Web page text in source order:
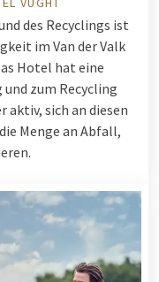
des Recyclings ist
im Van der Valk
Hotel hat eine
zum Recycling
sich an diesen
Menge an Abfall,